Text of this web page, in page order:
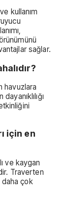
kullanım
sağlar.
havuzlara
için en
ve kaygan
Traverten
çok